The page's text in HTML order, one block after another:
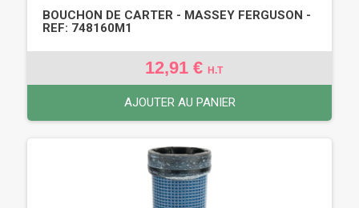
BOUCHON DE CARTER - MASSEY FERGUSON -
REF: 748160M1
12,91 € H.T
AJOUTER AU PANIER